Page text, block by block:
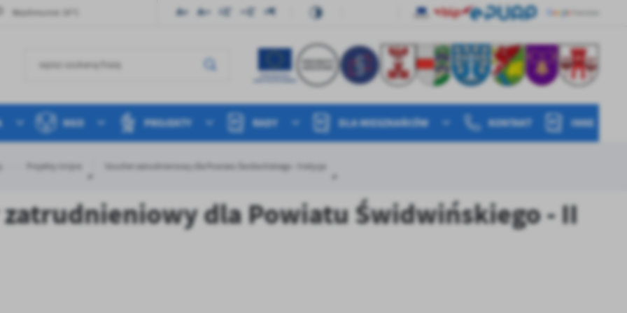
NGO PROJEKTY RADY DLA MIESZKAŃCÓW KONTAKT INNE
Projekty Unijne Voucher zatrudnieniowy dla Powiatu Świdwińskiego - II edycja
dla Powiatu Świdwińskiego - II